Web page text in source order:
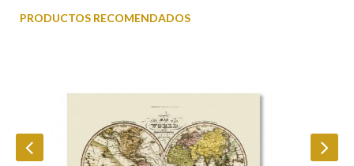
PRODUCTOS RECOMENDADOS